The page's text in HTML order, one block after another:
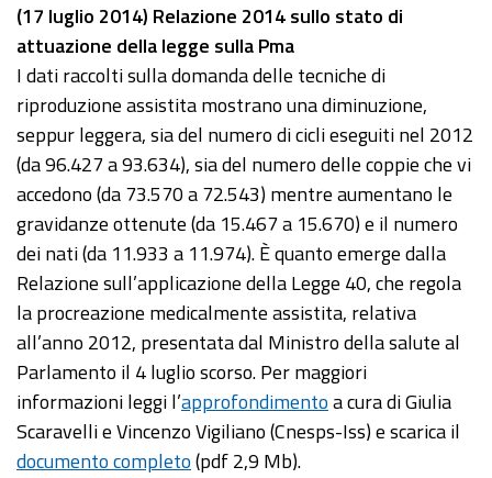
(17 luglio 2014) Relazione 2014 sullo stato di
attuazione della legge sulla Pma
I dati raccolti sulla domanda delle tecniche di
riproduzione assistita mostrano una diminuzione,
seppur leggera, sia del numero di cicli eseguiti nel 2012
(da 96.427 a 93.634), sia del numero delle coppie che vi
accedono (da 73.570 a 72.543) mentre aumentano le
gravidanze ottenute (da 15.467 a 15.670) e il numero
dei nati (da 11.933 a 11.974). È quanto emerge dalla
Relazione sull’applicazione della Legge 40, che regola
la procreazione medicalmente assistita, relativa
all’anno 2012, presentata dal Ministro della salute al
Parlamento il 4 luglio scorso. Per maggiori
informazioni leggi l’approfondimentoa cura di Giulia
Scaravelli e Vincenzo Vigiliano (Cnesps-Iss) e scarica il
documento completo(pdf 2,9 Mb).